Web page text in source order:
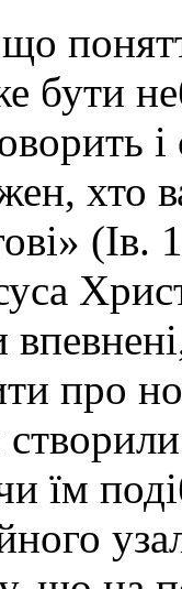
бути
хто
(Ів.
про
їм